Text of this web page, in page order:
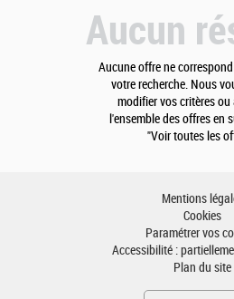
Aucun
Aucune offre ne
votre recherche. Nous
modifier vos critères
l'ensemble des offres en
"Voir toutes les
Mentions
Cookies
Paramétrer vos
Accessibilité :
Plan du site